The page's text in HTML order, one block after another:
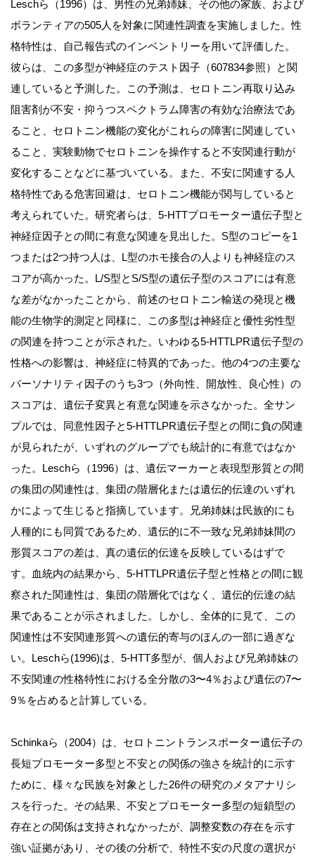
Leschら（1996）は、男性の兄弟姉妹、その他の家族、および
ボランティアの505人を対象に関連性調査を実施しました。性
格特性は、自己報告式のインベントリーを用いて評価した。
彼らは、この多型が神経症のテスト因子（607834参照）と関
連していると予測した。この予測は、セロトニン再取り込み
阻害剤が不安・抑うつスペクトラム障害の有効な治療法であ
ること、セロトニン機能の変化がこれらの障害に関連してい
ること、実験動物でセロトニンを操作すると不安関連行動が
変化することなどに基づいている。また、不安に関連する人
格特性である危害回避は、セロトニン機能が関与していると
考えられていた。研究者らは、5-HTTプロモーター遺伝子型と
神経症因子との間に有意な関連を見出した。S型のコピーを1
つまたは2つ持つ人は、L型のホモ接合の人よりも神経症のス
コアが高かった。L/S型とS/S型の遺伝子型のスコアには有意
な差がなかったことから、前述のセロトニン輸送の発現と機
能の生物学的測定と同様に、この多型は神経症と優性劣性型
の関連を持つことが示された。いわゆる5-HTTLPR遺伝子型の
性格への影響は、神経症に特異的であった。他の4つの主要な
パーソナリティ因子のうち3つ（外向性、開放性、良心性）の
スコアは、遺伝子変異と有意な関連を示さなかった。全サン
プルでは、同意性因子と5-HTTLPR遺伝子型との間に負の関連
が見られたが、いずれのグループでも統計的に有意ではなか
った。Leschら（1996）は、遺伝マーカーと表現型形質との間
の集団の関連性は、集団の階層化または遺伝的伝達のいずれ
かによって生じると指摘しています。兄弟姉妹は民族的にも
人種的にも同質であるため、遺伝的に不一致な兄弟姉妹間の
形質スコアの差は、真の遺伝的伝達を反映しているはずで
す。血統内の結果から、5-HTTLPR遺伝子型と性格との間に観
察された関連性は、集団の階層化ではなく、遺伝的伝達の結
果であることが示されました。しかし、全体的に見て、この
関連性は不安関連形質への遺伝的寄与のほんの一部に過ぎな
い。Leschら(1996)は、5-HTT多型が、個人および兄弟姉妹の
不安関連の性格特性における全分散の3〜4％および遺伝の7〜
9％を占めると計算している。
Schinkaら（2004）は、セロトニントランスポーター遺伝子の
長短プロモーター多型と不安との関係の強さを統計的に示す
ために、様々な民族を対象とした26件の研究のメタアナリシ
スを行った。その結果、不安とプロモーター多型の短鎖型の
存在との関係は支持されなかったが、調整変数の存在を示す
強い証拠があり、その後の分析で、特性不安の尺度の選択が